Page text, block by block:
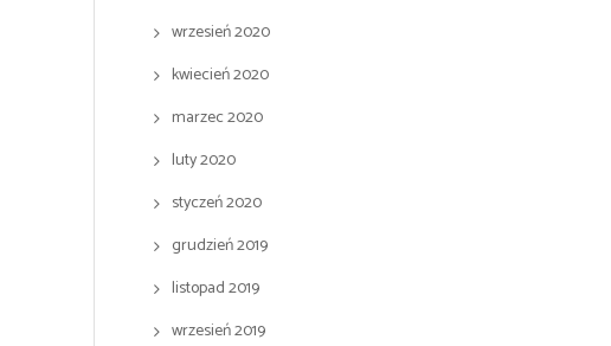
wrzesień 2020
kwiecień 2020
marzec 2020
luty 2020
styczeń 2020
grudzień 2019
listopad 2019
wrzesień 2019